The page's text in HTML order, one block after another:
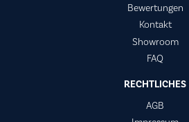
Bewertungen
Kontakt
Showroom
FAQ
RECHTLICHES
AGB